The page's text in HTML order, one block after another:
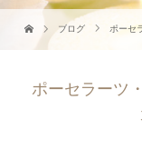
ブログ ポーセ
ポーセラーツ